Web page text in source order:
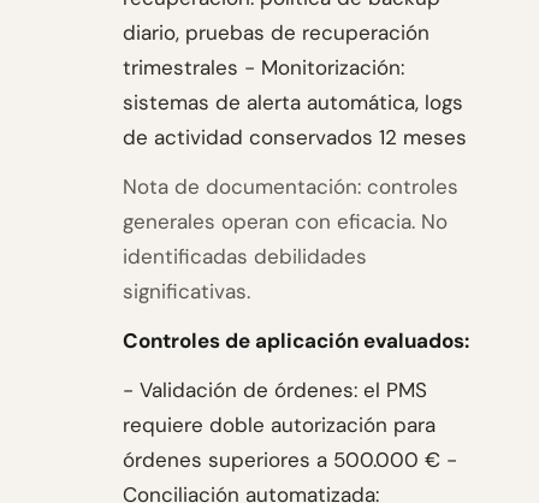
diario, pruebas de recuperación
trimestrales - Monitorización:
sistemas de alerta automática, logs
de actividad conservados 12 meses
Nota de documentación: controles
generales operan con eficacia. No
identificadas debilidades
significativas.
Controles de aplicación evaluados:
- Validación de órdenes: el PMS
requiere doble autorización para
órdenes superiores a 500.000 € -
Conciliación automatizada: